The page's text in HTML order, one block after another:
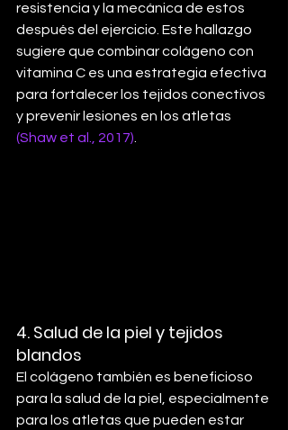
resistencia y la mecánica de estos
después del ejercicio. Este hallazgo
sugiere que combinar colágeno con
vitamina C es una estrategia efectiva
para fortalecer los tejidos conectivos
y prevenir lesiones en los atletas
(Shaw et al., 2017)
4. Salud de la piel y tejidos
blandos
El colágeno también es beneficioso
para la salud de la piel, especialmente
para los atletas que pueden estar